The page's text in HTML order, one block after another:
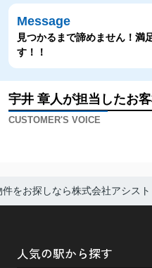
Message
見つかるまで諦めません！満
す！！
宇井 章人が担当したお
CUSTOMER'S VOICE
をお探しなら株式会社アシスト
人気の駅から探す